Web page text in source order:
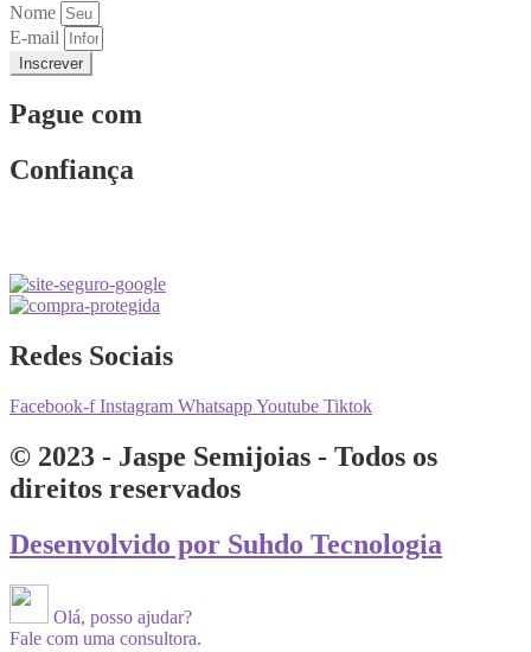
Nome
E-mail
Inscrever
Pague com
Confiança
Redes Sociais
Facebook-f Instagram WhatsappYoutube Tiktok
© 2023 - Jaspe Semijoias - Todos os
direitos reservados
Desenvolvido por Suhdo Tecnologia
Olá, posso ajudar?
Fale com uma consultora.